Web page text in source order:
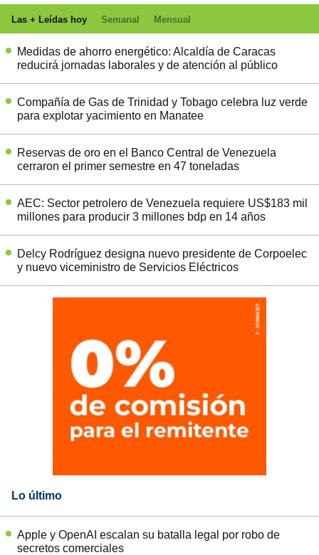
Las + Leídas hoy Semanal Mensual
Medidas de ahorro energético: Alcaldía de Caracas
reducirá jornadas laborales y de atención al público
Compañía de Gas de Trinidad y Tobago celebra luz verde
para explotar yacimiento en Manatee
Reservas de oro en el Banco Central de Venezuela
cerraron el primer semestre en 47 toneladas
AEC: Sector petrolero de Venezuela requiere US$183 mil
millones para producir 3 millones bdp en 14 años
Delcy Rodríguez designa nuevo presidente de Corpoelec
y nuevo viceministro de Servicios Eléctricos
Lo último
Apple y OpenAI escalan su batalla legal por robo de
secretos comerciales